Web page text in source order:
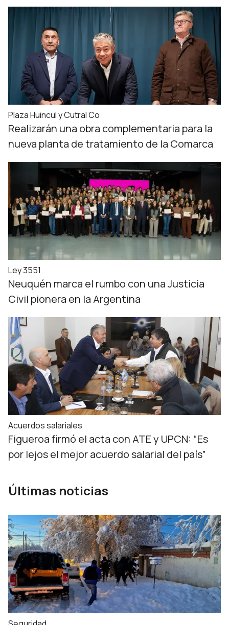
Plaza Huincul y Cutral Co
Realizarán una obra complementaria para la
nueva planta de tratamiento de la Comarca
Ley 3551
Neuquén marca el rumbo con una Justicia
Civil pionera en la Argentina
Acuerdos salariales
Figueroa firmó el acta con ATE y UPCN: “Es
por lejos el mejor acuerdo salarial del país”
Últimas noticias